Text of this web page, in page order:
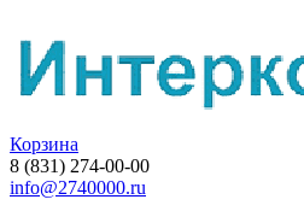
Корзина
8 (831) 274-00-00
info@2740000.ru